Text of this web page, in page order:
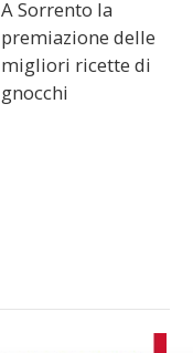
A Sorrento la
premiazione delle
migliori ricette di
gnocchi